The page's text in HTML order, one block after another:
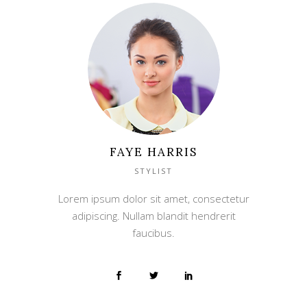
FAYE HARRIS
STYLIST
Lorem ipsum dolor sit amet, consectetur
adipiscing. Nullam blandit hendrerit
faucibus.